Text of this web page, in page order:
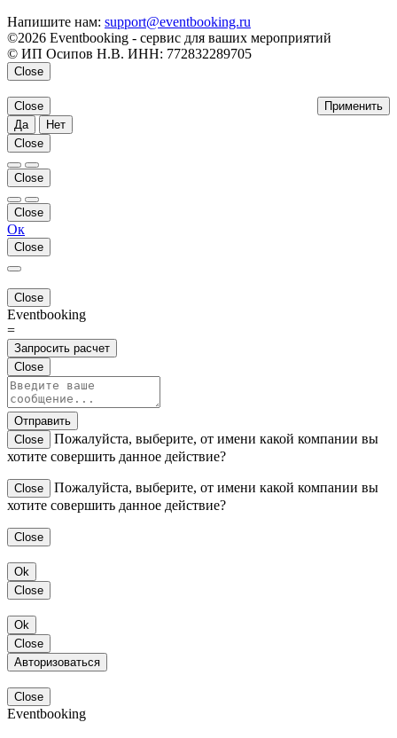
Напишите нам: support@eventbooking.ru
©2026 Eventbooking - сервис для ваших мероприятий
© ИП Осипов Н.В. ИНН: 772832289705
Close
Применить
Close
Да
Нет
Close
Close
Close
Ок
Close
Close
Eventbooking
=
Запросить расчет
Close
Отправить
Close
Пожалуйста, выберите, от имени какой компании вы
хотите совершить данное действие?
Close
Пожалуйста, выберите, от имени какой компании вы
хотите совершить данное действие?
Close
Ok
Close
Ok
Close
Авторизоваться
Close
Eventbooking